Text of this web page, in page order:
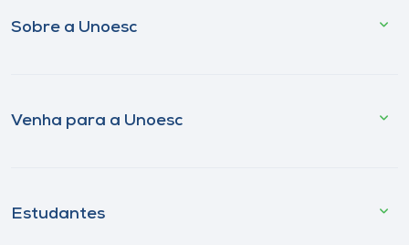
Sobre a Unoesc
Venha para a Unoesc
Estudantes